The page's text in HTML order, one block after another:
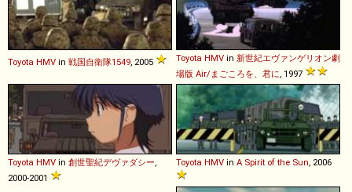
Toyota HMV in 戦国自衛隊1549 , 2005 Toyota HMV in 新世紀エヴァンゲリオン劇
場版 Air/まごころを、君に , 1997
Toyota HMV in 創世聖紀デヴァダシー
2000-2001
Toyota HMV in A Spirit of the Sun , 2006